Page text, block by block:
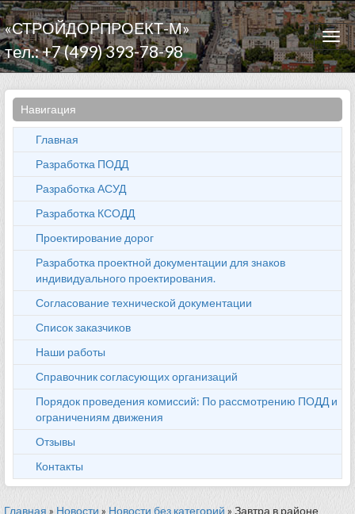
«СТРОЙДОРПРОЕКТ-М»
тел.: +7 (499) 393-78-98
Навигация
Главная
Разработка ПОДД
Разработка АСУД
Разработка КСОДД
Проектирование дорог
Разработка проектной документации для знаков
индивидуального проектирования.
Согласование технической документации
Список заказчиков
Наши работы
Справочник согласующих организаций
Порядок проведения комиссий: По рассмотрению ПОДД и
ограничениям движения
Отзывы
Контакты
Главная » Новости » Новости без категорий » Завтра в районе